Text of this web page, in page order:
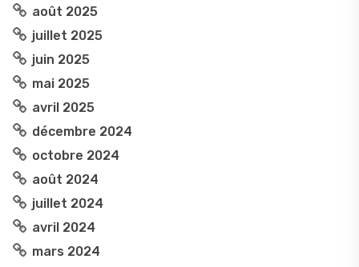
août 2025
juillet 2025
juin 2025
mai 2025
avril 2025
décembre 2024
octobre 2024
août 2024
juillet 2024
avril 2024
mars 2024